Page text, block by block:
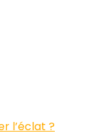
l’éclat ?